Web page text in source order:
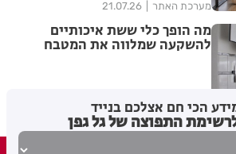
מערכת האתר 21.07.26
מה הופך כלי ששת איכותיים
להשקעה שמלווה את המטבח
הכי חם אצלכם בנייד
התפוצה של גל גפן